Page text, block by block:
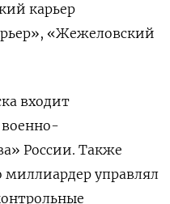
карьер
«Жежеловский
входит
России. Также
миллиардер управлял